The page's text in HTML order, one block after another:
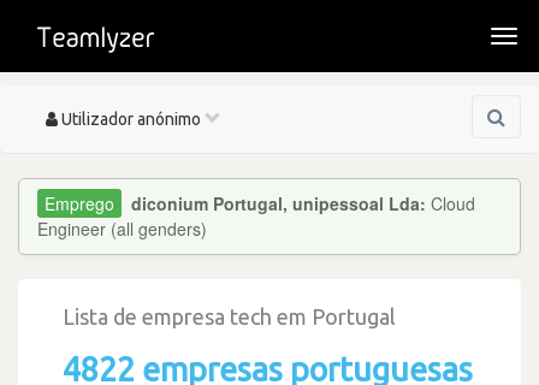
Toggle
Utilizador anónimo
diconium Portugal, unipessoal Lda: Cloud
Engineer (all genders)
Lista de empresa tech em Portugal
4822 empresas portuguesas